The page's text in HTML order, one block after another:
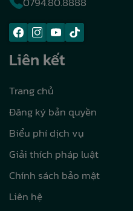
Liên kết
Trang chủ
Đăng ký bản quyền
Biểu phí dịch vụ
Giải thích pháp luật
Chính sách bảo mật
Liên hệ